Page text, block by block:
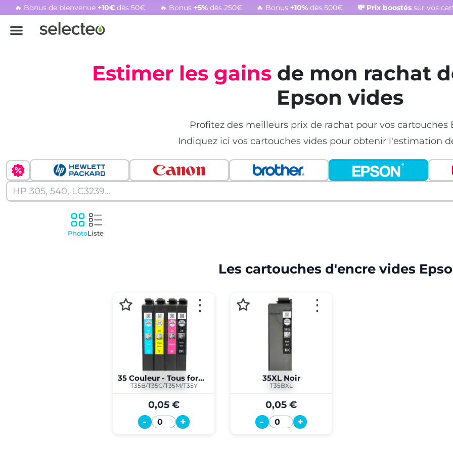
🔥 Bonus de bienvenue +10€dès 50€ 🔥 Bonus +5%dès 250€ 🔥 Bonus +10% dès 500€ 💸 Prix boostés sur vos
Estimer les gains de mon rachat
Epson vides
Profitez des meilleurs prix de rachat pour vos cartouches
Indiquez ici vos cartouches vides pour obtenir l'estimation
PhotoListe
Les cartouches d'encre vides
⋮
35 Couleur - Tous formats
T35B/T35C/T35M/T35Y
0,05 €
-
Quantité
+
⋮
35XL Noir
T35BXL
0,05 €
-
Quantité
+